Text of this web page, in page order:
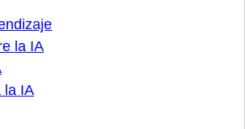
la IA
la IA